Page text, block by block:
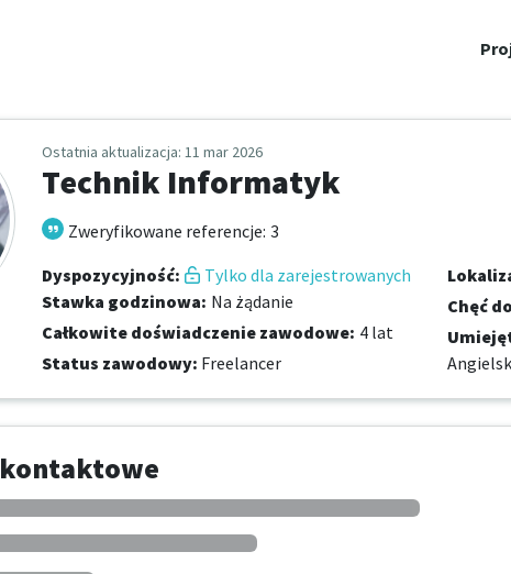
Ostatnia aktualizacja: 11 mar 2026
Technik Informatyk
Zweryfikowane referencje: 3
Dyspozycyjność:
Tylko dla zarejestrowanych
Stawka godzinowa: Na żądanie
Całkowite doświadczenie zawodowe: 4 lat
Status zawodowy: Freelancer
Chęć